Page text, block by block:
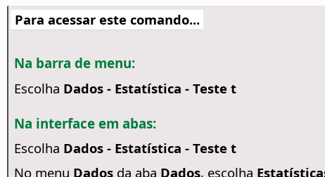
Para acessar este comando...
Na barra de menu:
Escolha Dados - Estatística - Teste t
Na interface em abas:
Escolha Dados - Estatística - Teste t
No menu Dadosda aba Dados, escolha